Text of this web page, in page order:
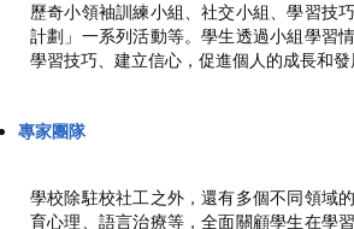
歷奇小領袖訓練小組、社交小組、學習技
計劃」一系列活動等。學生透過小組學習
學習技巧、建立信心，促進個人的成長和發
專家團隊
學校除駐校社工之外，還有多個不同領域
育心理、語言治療等，全面關顧學生在學